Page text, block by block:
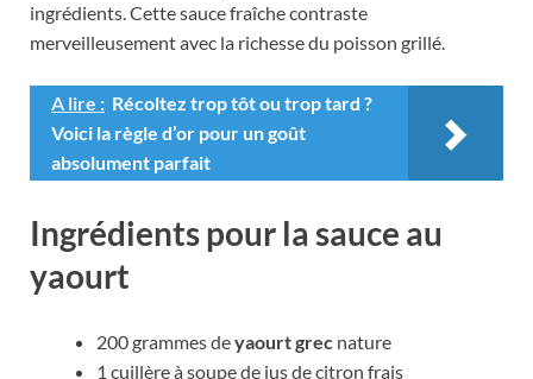
ingrédients. Cette sauce fraîche contraste
merveilleusement avec la richesse du poisson grillé.
A lire : Récoltez trop tôt ou trop tard ?
Voici la règle d’or pour un goût
absolument parfait
Ingrédients pour la sauce au
yaourt
200 grammes deyaourt grec nature
1 cuillère à soupe de jus de citron frais